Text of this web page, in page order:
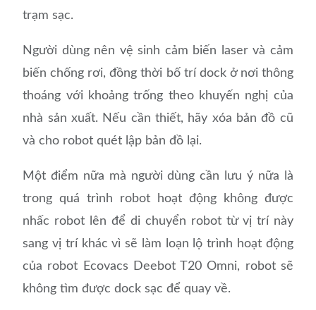
trạm sạc.
Người dùng nên vệ sinh cảm biến laser và cảm
biến chống rơi, đồng thời bố trí dock ở nơi thông
thoáng với khoảng trống theo khuyến nghị của
nhà sản xuất. Nếu cần thiết, hãy xóa bản đồ cũ
và cho robot quét lập bản đồ lại.
Một điểm nữa mà người dùng cần lưu ý nữa là
trong quá trình robot hoạt động không được
nhấc robot lên để di chuyển robot từ vị trí này
sang vị trí khác vì sẽ làm loạn lộ trình hoạt động
của robot Ecovacs Deebot T20 Omni, robot sẽ
không tìm được dock sạc để quay về.